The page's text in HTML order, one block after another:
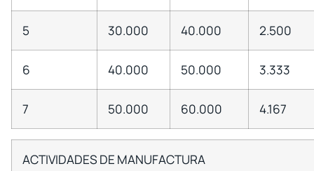
5 30.000 40.000 2.500
6 40.000 50.000 3.333
7 50.000 60.000 4.167
ACTIVIDADES DE MANUFACTURA